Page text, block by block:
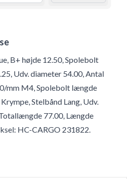
B+ højde 12.50, Spolebolt
Udv. diameter 54.00, Antal
mm M4, Spolebolt længde
Stelbånd Lang, Udv.
77.00, Længde
HC-CARGO 231822.